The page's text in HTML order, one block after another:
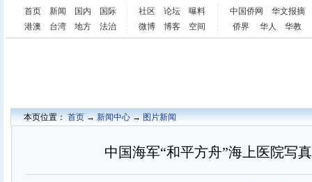
首页 新闻 国内
国际
港澳
台湾 地方 法治
社区 论坛
曝料
微博
博客 空间
中国侨网
华文报摘
侨界
华人 华教
本页位置：首页→新闻中心→图片新闻
中国海军“和平方舟”海上医院写